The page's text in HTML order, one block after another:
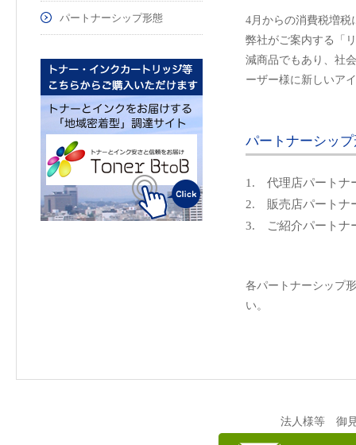
4月からの消費税増税
弊社がご案内する「
減商品でもあり、社
ーザー様に新しいア
パートナーシッ
1. 代理店パートナ
2. 販売店パートナ
3. ご紹介パートナ
各パートナーシップ
い。
パートナーシップ形態
法人様等 御